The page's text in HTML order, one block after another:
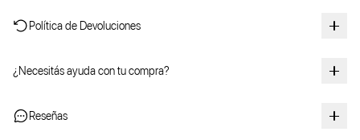
Política de Devoluciones
¿Necesitás ayuda con tu compra?
Reseñas